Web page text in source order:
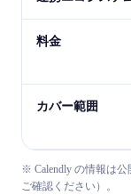
料金
カバー範囲
※ Calendly の情報は
ご確認ください）。